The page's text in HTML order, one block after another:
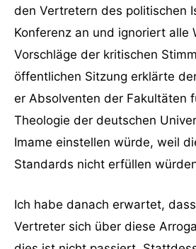
den Vertretern des politischen
Konferenz an und ignoriert alle
Vorschläge der kritischen
öffentlichen Sitzung erklärte
er Absolventen der Fakultäten
Theologie der deutschen
Imame einstellen würde, weil
Standards nicht erfüllen
Ich habe danach erwartet,
Vertreter sich über diese